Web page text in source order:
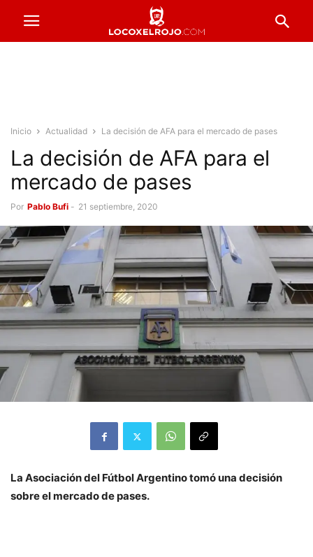
Inicio Actualidad La decisión de AFA para el mercado de pases
La decisión de AFA para el
mercado de pases
Por Pablo Bufi - 21 septiembre, 2020
La Asociación del Fútbol Argentino tomó una decisión
sobre el mercado de pases.